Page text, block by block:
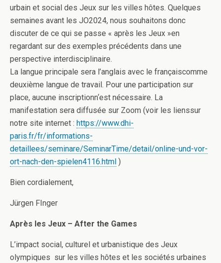
urbain et social des Jeux sur les villes hôtes. Quelques
semaines avant les JO2024, nous souhaitons donc
discuter de ce qui se passe « après les Jeux »en
regardant sur des exemples précédents dans une
perspective interdisciplinaire.
La langue principale sera l’anglais avec le françaiscomme
deuxième langue de travail. Pour une participation sur
place, aucune inscriptionn‘est nécessaire. La
manifestation sera diffusée sur Zoom (voir les lienssur
notre site internet : https://www.dhi-
paris.fr/fr/informations-
detaillees/seminare/SeminarTime/detail/online-und-vor-
ort-nach-den-spielen4116.html )
Bien cordialement,
Jürgen FInger
Après les Jeux – After the Games
L’impact social, culturel et urbanistique des Jeux
olympiques sur les villes hôtes et les sociétés urbaines